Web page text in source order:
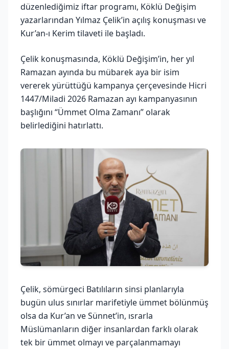
düzenlediğimiz iftar programı, Köklü Değişim
yazarlarından Yılmaz Çelik’in açılış konuşması ve
Kur’an-ı Kerim tilaveti ile başladı.
Çelik konuşmasında, Köklü Değişim’in, her yıl
Ramazan ayında bu mübarek aya bir isim
vererek yürüttüğü kampanya çerçevesinde Hicri
1447/Miladi 2026 Ramazan ayı kampanyasının
başlığını “Ümmet Olma Zamanı” olarak
belirlediğini hatırlattı.
Çelik, sömürgeci Batılıların sinsi planlarıyla
bugün ulus sınırlar marifetiyle ümmet bölünmüş
olsa da Kur’an ve Sünnet’in, ısrarla
Müslümanların diğer insanlardan farklı olarak
tek bir ümmet olmayı ve parçalanmamayı